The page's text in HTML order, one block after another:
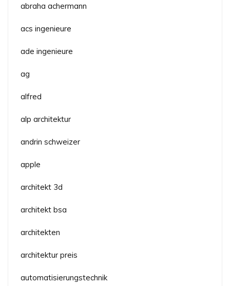
abraha achermann
acs ingenieure
ade ingenieure
ag
alfred
alp architektur
andrin schweizer
apple
architekt 3d
architekt bsa
architekten
architektur preis
automatisierungstechnik